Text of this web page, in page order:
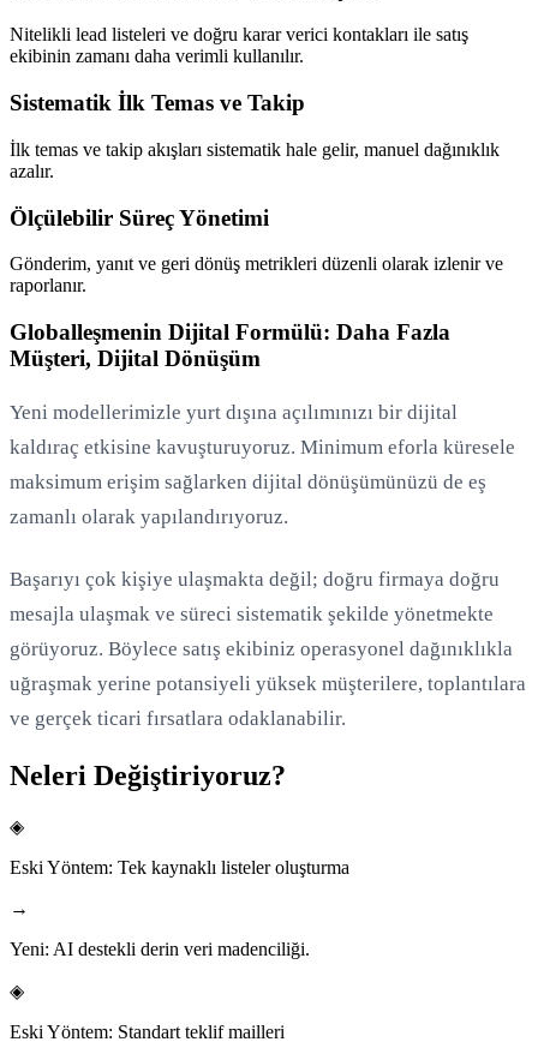
Nitelikli lead listeleri ve doğru karar verici kontakları ile satış
ekibinin zamanı daha verimli kullanılır.
Sistematik İlk Temas ve Takip
İlk temas ve takip akışları sistematik hale gelir, manuel dağınıklık
azalır.
Ölçülebilir Süreç Yönetimi
Gönderim, yanıt ve geri dönüş metrikleri düzenli olarak izlenir ve
raporlanır.
Globalleşmenin Dijital Formülü: Daha Fazla
Müşteri, Dijital Dönüşüm
Yeni modellerimizle yurt dışına açılımınızı bir dijital
kaldıraç etkisine kavuşturuyoruz. Minimum eforla küresele
maksimum erişim sağlarken dijital dönüşümünüzü de eş
zamanlı olarak yapılandırıyoruz.
Başarıyı çok kişiye ulaşmakta değil; doğru firmaya doğru
mesajla ulaşmak ve süreci sistematik şekilde yönetmekte
görüyoruz. Böylece satış ekibiniz operasyonel dağınıklıkla
uğraşmak yerine potansiyeli yüksek müşterilere, toplantılara
ve gerçek ticari fırsatlara odaklanabilir.
Neleri Değiştiriyoruz?
◈
Eski Yöntem: Tek kaynaklı listeler oluşturma
→
Yeni: AI destekli derin veri madenciliği.
◈
Eski Yöntem: Standart teklif mailleri